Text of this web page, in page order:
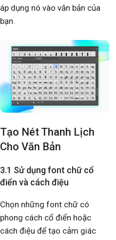
áp dụng nó vào văn bản của
bạn.
Tạo Nét Thanh Lịch
Cho Văn Bản
3.1 Sử dụng font chữ cổ
điển và cách điệu
Chọn những font chữ có
phong cách cổ điển hoặc
cách điệu để tạo cảm giác